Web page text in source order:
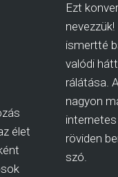
élet
Ezt
ismertté
valódi
rálátása.
nagyon
röviden
szó.